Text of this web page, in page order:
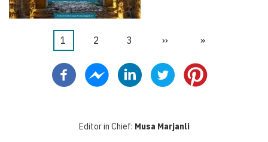
当
页
1
页
2
页
3
下
页
››
末
»
Editor in Chief: Musa Marjanli